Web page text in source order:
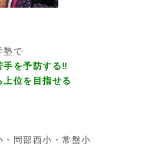
塾で
手を予防する‼
位を目指せる
岡部西小・常盤小